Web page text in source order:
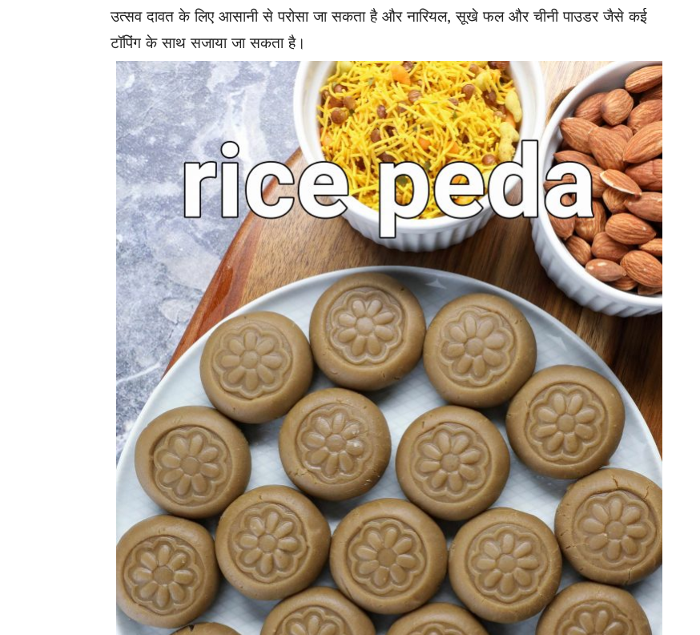
उत्सव दावत के लिए आसानी से परोसा जा सकता है और नारियल, सूखे फल और चीनी पाउडर जैसे कई
टॉपिंग के साथ सजाया जा सकता है।